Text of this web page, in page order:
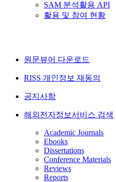
SAM 분석활용 API
활용 및 참여 현황
원문뷰어 다운로드
RISS 개인정보 재동의
공지사항
해외전자정보서비스 검색
Academic Journals
Ebooks
Dissertations
Conference Materials
Reviews
Reports